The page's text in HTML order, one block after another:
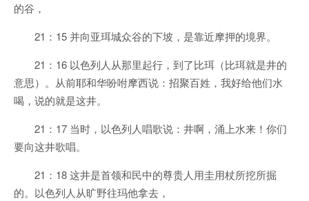
的谷，
21：15 并向亚珥城众谷的下坡，是靠近摩押的境界。
21：16 以色列人从那里起行，到了比珥（比珥就是井的
意思）。从前耶和华吩咐摩西说：招聚百姓，我好给他们水
喝，说的就是这井。
21：17 当时，以色列人唱歌说：井啊，涌上水来！你们
要向这井歌唱。
21：18 这井是首领和民中的尊贵人用圭用杖所挖所掘
的。以色列人从旷野往玛他拿去，